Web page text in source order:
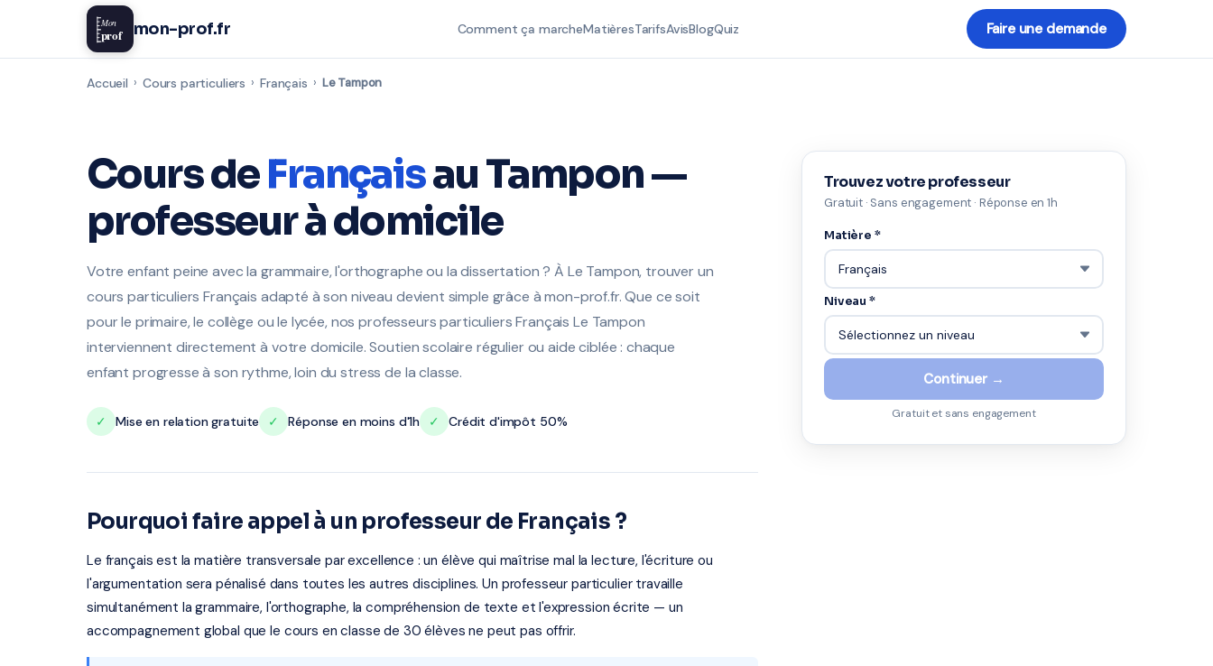
Mon
prof mon-prof.fr Comment ça marcheMatièresTarifsAvisBlogQuiz Faire une demande
Accueil › Cours particuliers › Français › Le Tampon
Cours deFrançaisau Tampon —
professeur à domicile
Votre enfant peine avec la grammaire, l'orthographe ou la dissertation ? À Le Tampon, trouver un
cours particuliers Français adapté à son niveau devient simple grâce à mon-prof.fr. Que ce soit
pour le primaire, le collège ou le lycée, nos professeurs particuliers Français Le Tampon
interviennent directement à votre domicile. Soutien scolaire régulier ou aide ciblée : chaque
enfant progresse à son rythme, loin du stress de la classe.
✓ Mise en relation gratuite ✓ Réponse en moins d'1h ✓ Crédit d'impôt 50%
Pourquoi faire appel à un professeur de Français ?
Le français est la matière transversale par excellence : un élève qui maîtrise mal la lecture, l'écriture ou
l'argumentation sera pénalisé dans toutes les autres disciplines. Un professeur particulier travaille
simultanément la grammaire, l'orthographe, la compréhension de texte et l'expression écrite — un
accompagnement global que le cours en classe de 30 élèves ne peut pas offrir.
Trouvez votre professeur
Gratuit · Sans engagement · Réponse en 1h
Matière *
Niveau *
Continuer →
Gratuit et sans engagement